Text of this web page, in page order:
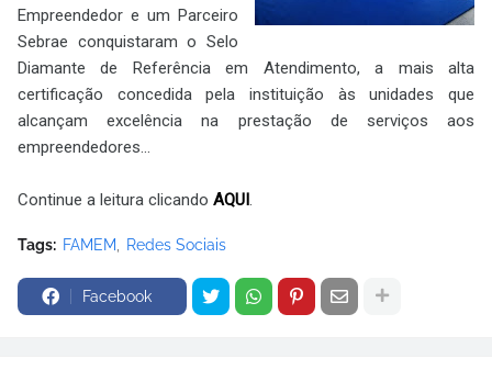
Empreendedor e um Parceiro
Sebrae conquistaram o Selo
Diamante de Referência em Atendimento, a mais alta
certificação concedida pela instituição às unidades que
alcançam excelência na prestação de serviços aos
empreendedores...
Continue a leitura clicando AQUI.
Tags: FAMEM Redes Sociais
Facebook